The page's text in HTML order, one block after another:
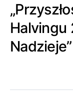
Halvingu
Nadzieje”